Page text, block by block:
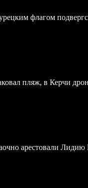
флагом
пляж, в Керчи
арестовали Лидию